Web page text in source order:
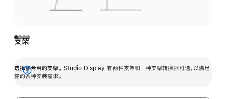
支架
选择你合用的支架。 Studio Display 有两种支架和一种支架转换器可选，以满足
你的各种安装需求。
展